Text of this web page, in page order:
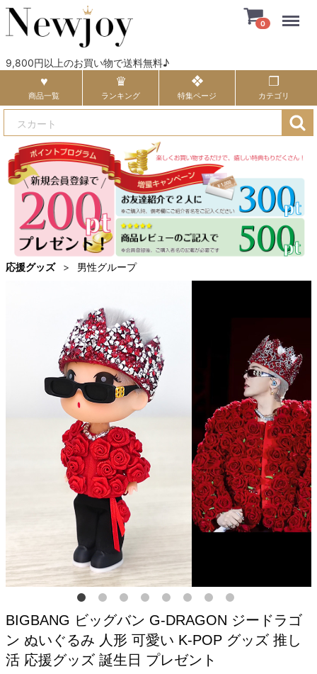
9,800円以上のお買い物で送料無料♪
0
商品一覧 ランキング 特集ページ カテゴリ
応援グッズ 男性グループ
BIGBANG ビッグバン G-DRAGON ジードラゴ
ン ぬいぐるみ 人形 可愛い K-POP グッズ 推し
活 応援グッズ 誕生日 プレゼント